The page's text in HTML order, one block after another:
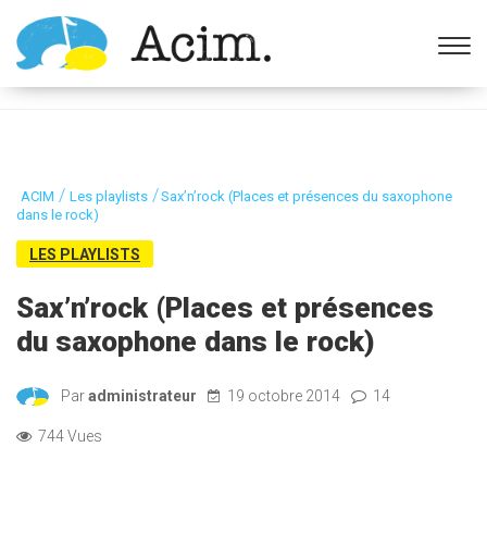
Ouvrir la barre d’outils
ACIM / Les playlists /Sax’n’rock (Places et présences du saxophone
dans le rock)
LES PLAYLISTS
Sax’n’rock (Places et présences
du saxophone dans le rock)
Paradministrateur 19 octobre 2014 14
744 Vues